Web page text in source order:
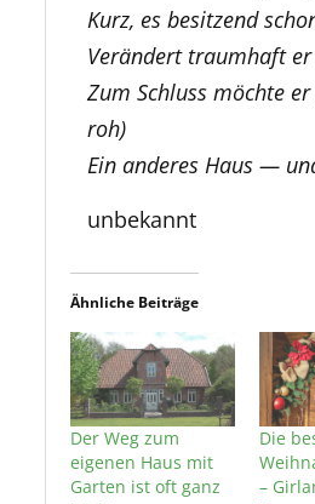
Kurz, es besitzend
Verändert traumhaft
Zum Schluss möchte
roh)
Ein anderes Haus —
unbekannt
Ähnliche Beiträge
Der Weg zum
eigenen Haus mit
Garten ist oft ganz
Die
–